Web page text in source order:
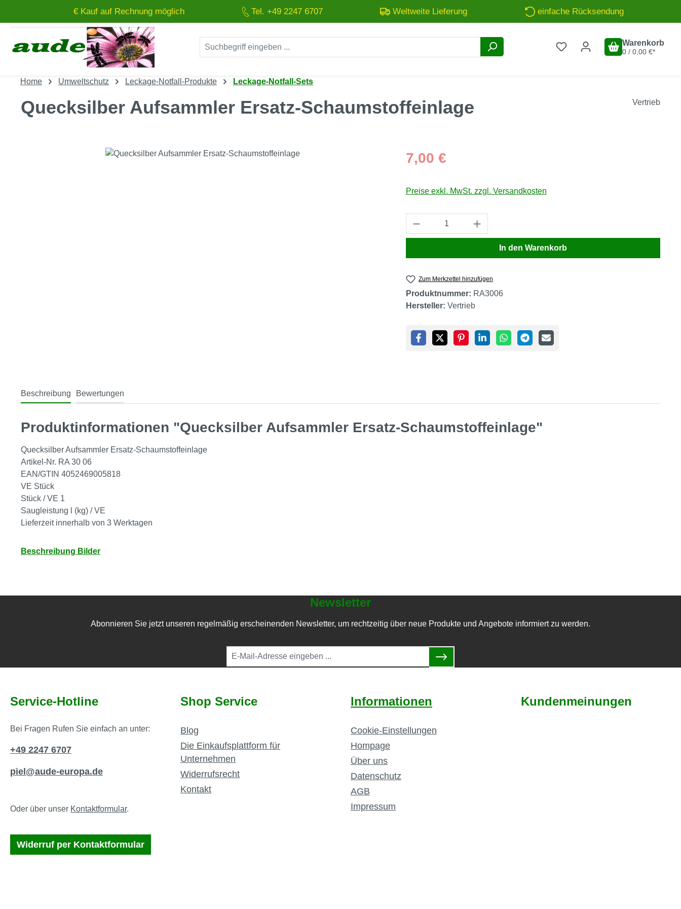
Hauptinhalt springen
Zur Suche springen€ Kauf auf Rechnung möglich Tel. +49 2247 6707 Weltweite Lieferung einfache Rücksendung
Warenkorb
0 / 0,00 €*
Home Umweltschutz Leckage-Notfall-Produkte Leckage-Notfall-Sets
Quecksilber Aufsammler Ersatz-Schaumstoffeinlage Vertrieb
Bildergalerie überspringen Regulärer Preis:
7,00 €
Preise exkl. MwSt. zzgl. Versandkosten
Produkt Anzahl: Gib den gewünschten Wert ein
In den Warenkorb
Zum Merkzettel hinzufügen
Produktnummer: RA3006
Hersteller: Vertrieb
Beschreibung Bewertungen
Produktinformationen "Quecksilber Aufsammler Ersatz-Schaumstoffeinlage"
Quecksilber Aufsammler Ersatz-Schaumstoffeinlage
Artikel-Nr. RA 30 06
EAN/GTIN 4052469005818
VE Stück
Stück / VE 1
Saugleistung l (kg) / VE
Lieferzeit innerhalb von 3 Werktagen
Beschreibung Bilder
Newsletter
Abonnieren Sie jetzt unseren regelmäßig erscheinenden Newsletter, um rechtzeitig über neue Produkte und Angebote informiert zu werden.
Service-Hotline
Bei Fragen Rufen Sie einfach an unter:
+49 2247 6707
piel@aude-europa.de
Oder über unser Kontaktformular.
Widerruf per Kontaktformular
Shop Service
Blog
Die Einkaufsplattform für
Unternehmen
Widerrufsrecht
Kontakt
Informationen
Cookie-Einstellungen
Hompage
Über uns
Datenschutz
AGB
Impressum
Kundenmeinungen